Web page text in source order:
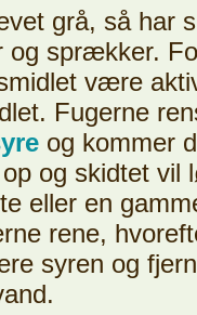
grå, så har
og sprækker.
være
Fugerne
og kommer
og skidtet vil
eller en
rene,
syren og